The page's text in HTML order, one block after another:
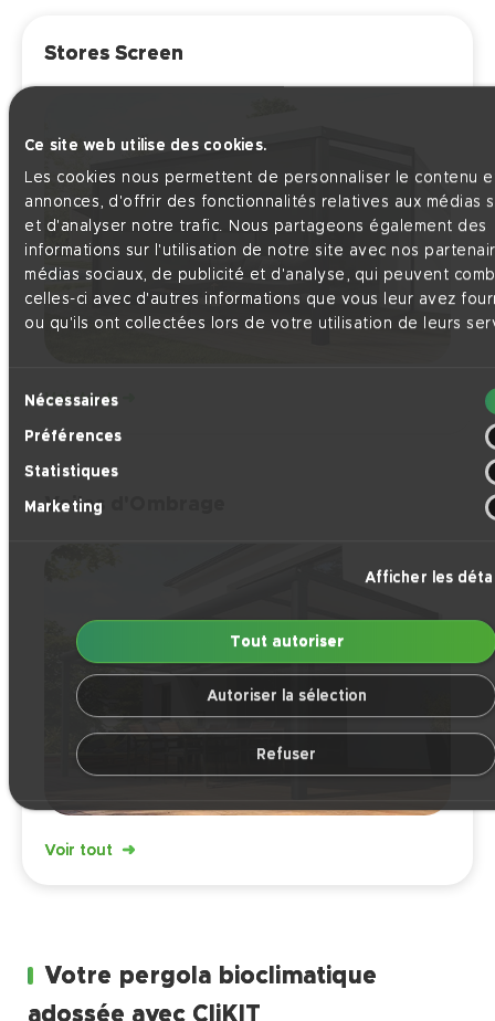
Ce site web utilise des cookies.
Les cookies nous permettent de personnaliser le contenu
annonces, d'offrir des fonctionnalités relatives aux médias
et d'analyser notre trafic. Nous partageons également des
informations sur l'utilisation de notre site avec nos
médias sociaux, de publicité et d'analyse, qui peuvent
celles-ci avec d'autres informations que vous leur avez
ou qu'ils ont collectées lors de votre utilisation de leurs
Sélection
Nécessaires
Préférences
Statistiques
Marketing
Afficher les
Tout autoriser
Autoriser la sélection
Refuser
Stores Screen
Voir tout
Voiles d'Ombrage
Voir tout
Votre pergola bioclimatique
adossée avec CliKIT